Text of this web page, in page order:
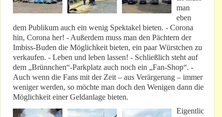
man
eben
dem Publikum auch ein wenig Spektakel bieten. - Corona
hin, Corona her! - Außerdem muss man den Pächtern der
Imbiss-Buden die Möglichkeit bieten, ein paar Würstchen zu
verkaufen. - Leben und leben lassen! - Schließlich steht auf
dem „Brünnchen“-Parkplatz auch noch ein „Fan-Shop“. -
Auch wenn die Fans mit der Zeit – aus Verärgerung – immer
weniger werden, so möchte man doch den Wenigen dann die
Möglichkeit einer Geldanlage bieten.
Eigentlic